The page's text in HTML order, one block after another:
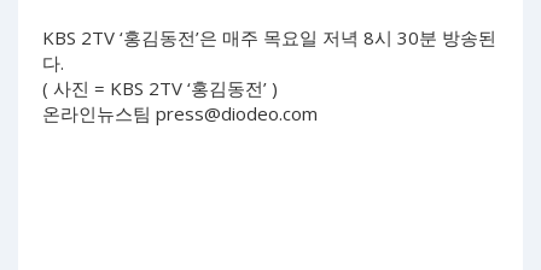
KBS 2TV ‘홍김동전’은 매주 목요일 저녁 8시 30분 방송된
다.
( 사진 = KBS 2TV ‘홍김동전’ )
온라인뉴스팀 press@diodeo.com